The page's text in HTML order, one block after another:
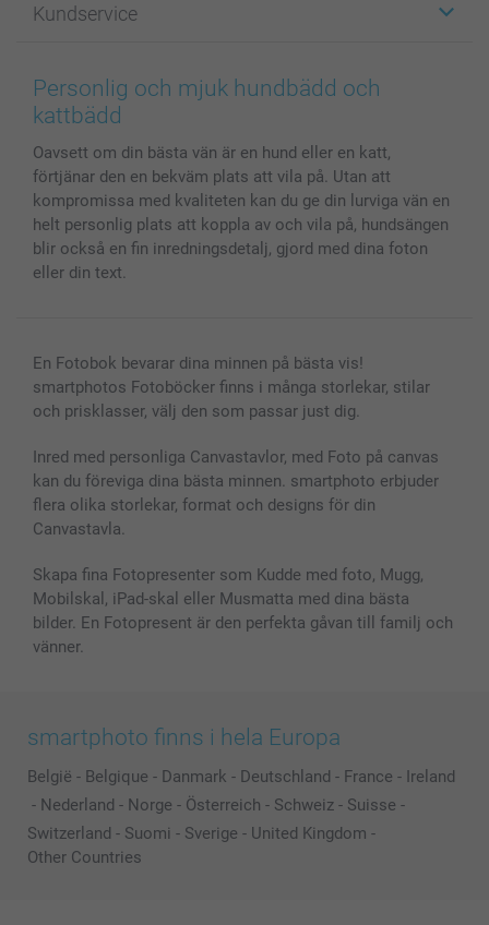
Fotoböcker
Bilder, Fotoförstoring & Fotohäften
Skal till Mobil & Surfplatta
Fotoalmanackor & Fotoagenda
Fotoramar & Tillbehör
Presentkort
Alla fotoprodukter
För affiliates
Cookie Policy
Sitemap
Investor Relations
Kundservice
smartgaranti
smartbonus
Status på beställningar
Personlig och mjuk hundbädd och
kattbädd
Oavsett om din bästa vän är en hund eller en katt,
förtjänar den en bekväm plats att vila på. Utan att
kompromissa med kvaliteten kan du ge din lurviga vän en
helt personlig plats att koppla av och vila på, hundsängen
blir också en fin inredningsdetalj, gjord med dina foton
eller din text.
En Fotobok bevarar dina minnen på bästa vis!
smartphotos Fotoböcker finns i många storlekar, stilar
och prisklasser, välj den som passar just dig.
Inred med personliga Canvastavlor, med Foto på canvas
kan du föreviga dina bästa minnen. smartphoto erbjuder
flera olika storlekar, format och designs för din
Canvastavla.
Skapa fina Fotopresenter som Kudde med foto, Mugg,
Mobilskal, iPad-skal eller Musmatta med dina bästa
bilder. En Fotopresent är den perfekta gåvan till familj och
vänner.
smartphoto finns i hela Europa
België - Belgique - Danmark - Deutschland - France - Ireland
- Nederland - Norge - Österreich - Schweiz - Suisse -
Switzerland - Suomi - Sverige - United Kingdom -
Other Countries